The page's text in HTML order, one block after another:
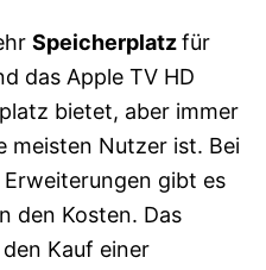
Speicherplatzfür
das Apple TV HD
bietet, aber immer
meisten Nutzer ist. Bei
gibt es
den Kosten. Das
Kauf einer